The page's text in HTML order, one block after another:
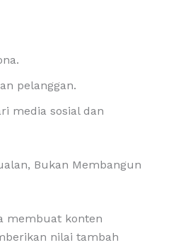
pelanggan.
media sosial dan
Bukan Membangun
membuat konten
nilai tambah